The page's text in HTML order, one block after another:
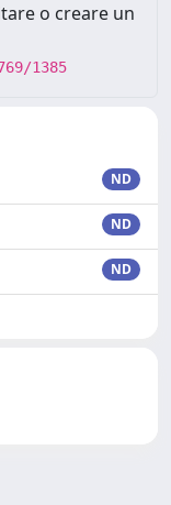
o creare un
1385
ND
ND
ND